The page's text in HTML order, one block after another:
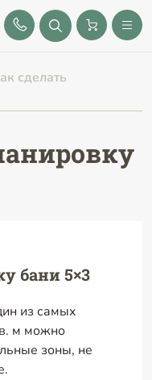
8 (843) 212-25-32
сделать
бани 5×3
из самых
м можно
зоны, не